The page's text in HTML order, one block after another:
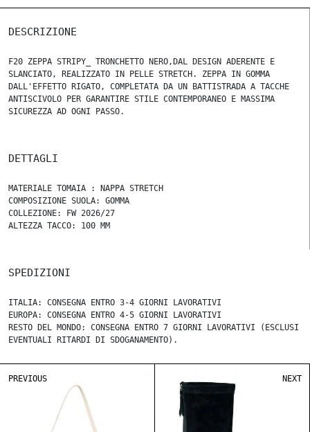
DESCRIZIONE
F20 ZEPPA STRIPY_ TRONCHETTO NERO,DAL DESIGN ADERENTE E
SLANCIATO, REALIZZATO IN PELLE STRETCH. ZEPPA IN GOMMA
DALL'EFFETTO RIGATO, COMPLETATA DA UN BATTISTRADA A TACCHE
ANTISCIVOLO PER GARANTIRE STILE CONTEMPORANEO E MASSIMA
SICUREZZA AD OGNI PASSO.
DETTAGLI
MATERIALE TOMAIA : NAPPA STRETCH
COMPOSIZIONE SUOLA: GOMMA
COLLEZIONE: FW 2026/27
ALTEZZA TACCO: 100 MM
SPEDIZIONI
ITALIA: CONSEGNA ENTRO 3-4 GIORNI LAVORATIVI
EUROPA: CONSEGNA ENTRO 4-5 GIORNI LAVORATIVI
RESTO DEL MONDO: CONSEGNA ENTRO 7 GIORNI LAVORATIVI (ESCLUSI
EVENTUALI RITARDI DI SDOGANAMENTO).
PREVIOUS NEXT